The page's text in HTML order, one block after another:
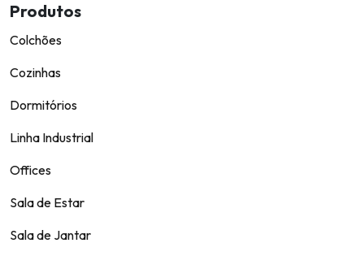
Produtos
Colchões
Cozinhas
Dormitórios
Linha Industrial
Offices
Sala de Estar
Sala de Jantar